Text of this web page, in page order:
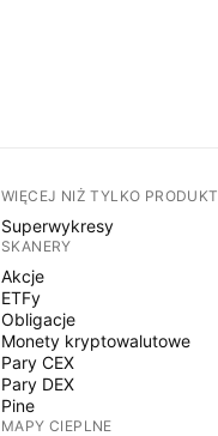
WIĘCEJ NIŻ TYLKO PRODUKT
Superwykresy
SKANERY
Akcje
ETFy
Obligacje
Monety kryptowalutowe
Pary CEX
Pary DEX
Pine
MAPY CIEPLNE